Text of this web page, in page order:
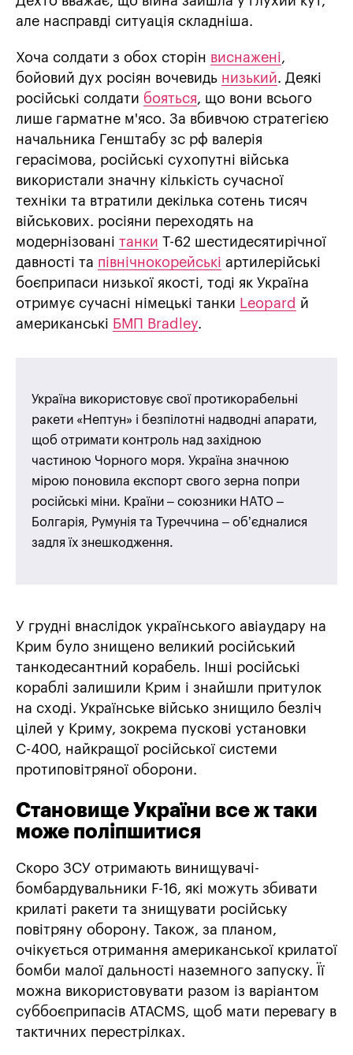
але насправді ситуація складніша.
Хоча солдати з обох сторін виснажені,
бойовий дух росіян вочевидь низький. Деякі
російські солдати бояться, що вони всього
лише гарматне м'ясо. За вбивчою стратегією
начальника Генштабу зс рф валерія
герасімова, російські сухопутні війська
використали значну кількість сучасної
техніки та втратили декілька сотень тисяч
військових. росіяни переходять на
модернізовані танки Т-62 шестидесятирічної
давності та північнокорейські артилерійські
боєприпаси низької якості, тоді як Україна
отримує сучасні німецькі танки Leopard й
американські БМП Bradley.
Україна використовує свої протикорабельні
ракети «Нептун» і безпілотні надводні апарати,
щоб отримати контроль над західною
частиною Чорного моря. Україна значною
мірою поновила експорт свого зерна попри
російські міни. Країни – союзники НАТО –
Болгарія, Румунія та Туреччина – об’єдналися
задля їх знешкодження.
У грудні внаслідок українського авіаудару на
Крим було знищено великий російський
танкодесантний корабель. Інші російські
кораблі залишили Крим і знайшли притулок
на сході. Українське військо знищило безліч
цілей у Криму, зокрема пускові установки
С-400, найкращої російської системи
протиповітряної оборони.
Становище України все ж таки
може поліпшитися
Скоро ЗСУ отримають винищувачі-
бомбардувальники F-16, які можуть збивати
крилаті ракети та знищувати російську
повітряну оборону. Також, за планом,
очікується отримання американської крилатої
бомби малої дальності наземного запуску. Її
можна використовувати разом із варіантом
суббоєприпасів ATACMS, щоб мати перевагу в
тактичних перестрілках.